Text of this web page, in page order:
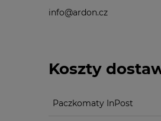
info@ardon.cz
Koszty
Paczkomaty InPost